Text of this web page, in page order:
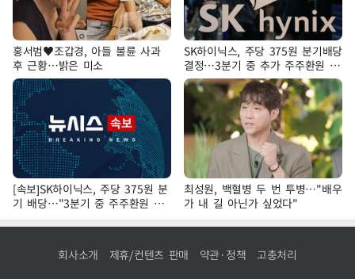
홍서범♥조갑경, 아들 불륜 사과
후 근황…밝은 미소
SK하이닉스, 주당 375원 분기배당
결정…3분기 중 추가 주주환원 발
표
[속보]SK하이닉스, 주당 375원 분
기 배당…"3분기 중 주주환원 방
안 확정"
최성원, 백혈병 두 번 투병…"배우
가 내 길 아닌가 싶었다"
회사소개 제휴/컨텐츠 판매 약관·정책 고충처리